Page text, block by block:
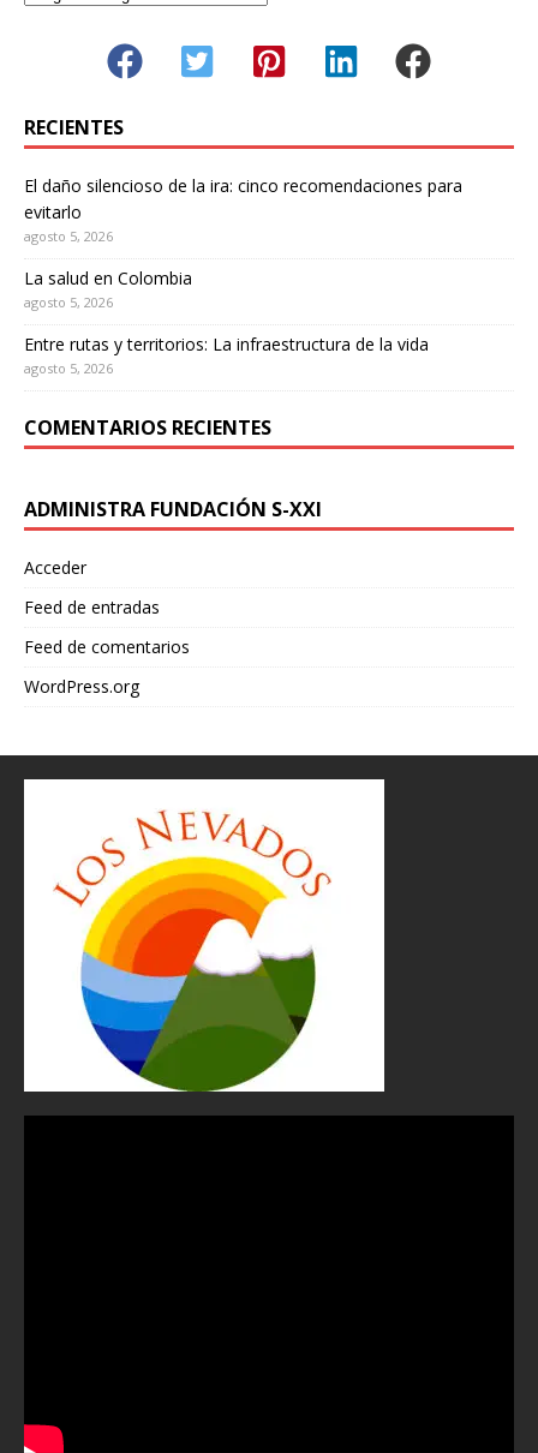
RECIENTES
El daño silencioso de la ira: cinco recomendaciones para
evitarlo
agosto 5, 2026
La salud en Colombia
agosto 5, 2026
Entre rutas y territorios: La infraestructura de la vida
agosto 5, 2026
COMENTARIOS RECIENTES
ADMINISTRA FUNDACIÓN S-XXI
Acceder
Feed de entradas
Feed de comentarios
WordPress.org